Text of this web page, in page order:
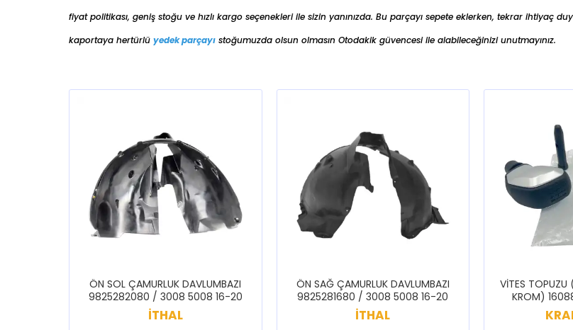
fiyat politikası, geniş stoğu ve hızlı kargo seçenekleri ile sizin yanınızda. Bu parçayı sepete eklerken, tekrar ihtiyaç
kaportaya hertürlü yedek parçayı stoğumuzda olsun olmasın Otodakik güvencesi ile alabileceğinizi unutmayınız.
ÖN SOL ÇAMURLUK DAVLUMBAZI
9825282080 / 3008 5008 16-20
İTHAL
ÖN SAĞ ÇAMURLUK DAVLUMBAZI
9825281680 / 3008 5008 16-20
İTHAL
VİTES TOPUZU
KROM)
CELYSEE C3
5008